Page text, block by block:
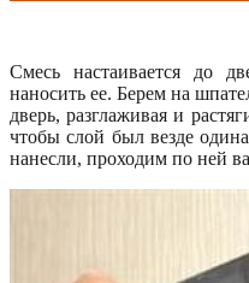
Смесь настаивается до
наносить ее. Берем на
дверь, разглаживая и
чтобы слой был везде
нанесли, проходим по ней